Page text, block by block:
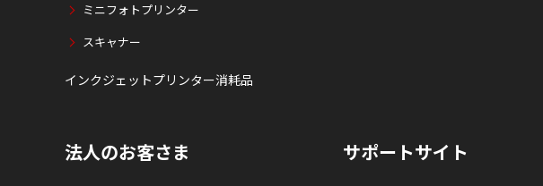
ミニフォトプリンター
スキャナー
インクジェットプリンター消耗品
法人のお客さま サポートサイト